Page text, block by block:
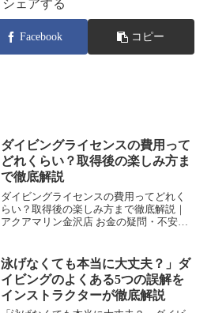
シェアする
Facebook コピー
ダイビングライセンスの費用って
どれくらい？取得後の楽しみ方ま
で徹底解説
ダイビングライセンスの費用ってどれく
らい？取得後の楽しみ方まで徹底解説｜
アクアマリン金沢店 お金の疑問・不安を
訳から取得後の楽しみ方まで徹底解説！
「あとから高額な費...
泳げなくても本当に大丈夫？」ダ
イビングのよくある5つの誤解を
インストラクターが徹底解説